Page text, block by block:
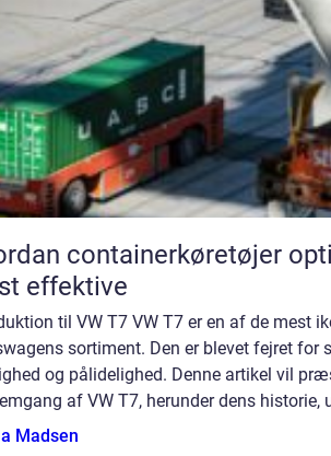
containerkøretøjer
effektive
til VW T7 VW T7 er en af de mest
sortiment. Den er blevet fejret for
og pålidelighed. Denne artikel vil
af VW T7, herunder dens historie,
Madsen